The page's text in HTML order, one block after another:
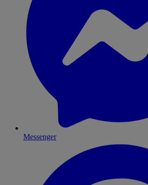
Messenger